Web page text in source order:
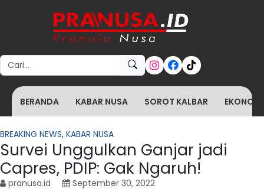
Search for:
BERANDA KABAR NUSA SOROT KALBAR
BREAKING NEWS, KABAR NUSA
Survei Unggulkan Ganjar jadi
Capres, PDIP: Gak Ngaruh!
pranusa.id September 30, 2022